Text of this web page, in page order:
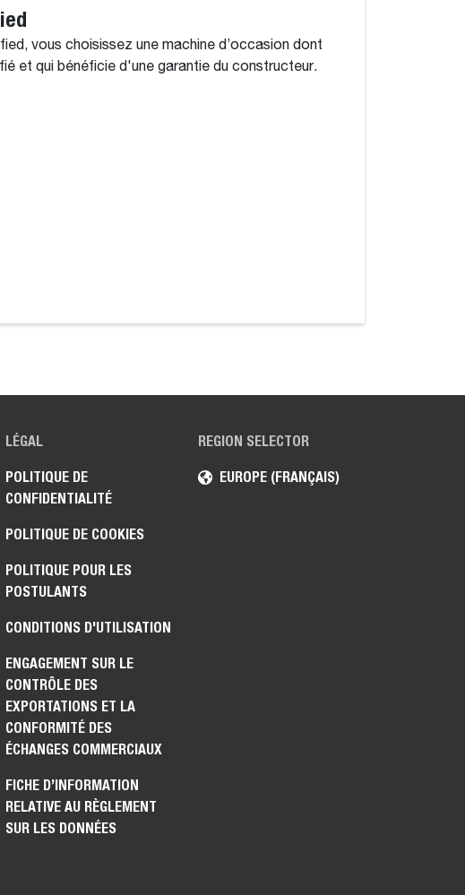
vous choisissez une machine d’occasion dont
et qui bénéficie d'une garantie du constructeur.
REGION SELECTOR
EUROPE (FRANÇAIS)
LÉGAL
POLITIQUE DE
CONFIDENTIALITÉ
POLITIQUE DE COOKIES
POLITIQUE POUR LES
POSTULANTS
CONDITIONS D'UTILISATION
ENGAGEMENT SUR LE
CONTRÔLE DES
EXPORTATIONS ET LA
CONFORMITÉ DES
ÉCHANGES COMMERCIAUX
FICHE D’INFORMATION
RELATIVE AU RÈGLEMENT
SUR LES DONNÉES